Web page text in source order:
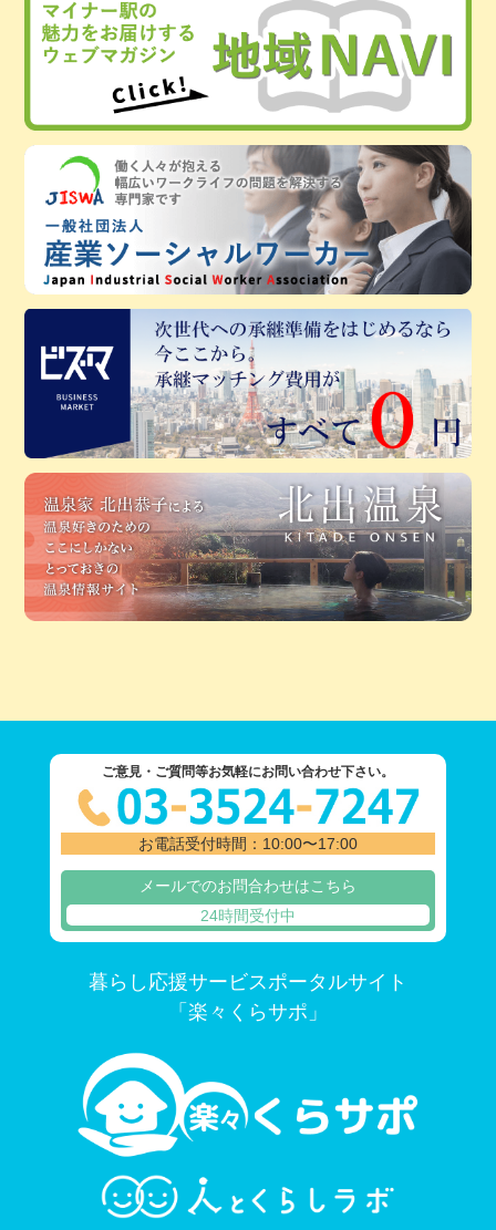
ご意見・ご質問等お気軽にお問い合わせ下さい。
お電話受付時間：10:00〜17:00
メールでのお問合わせはこちら
24時間受付中
暮らし応援サービスポータルサイト
「楽々くらサポ」